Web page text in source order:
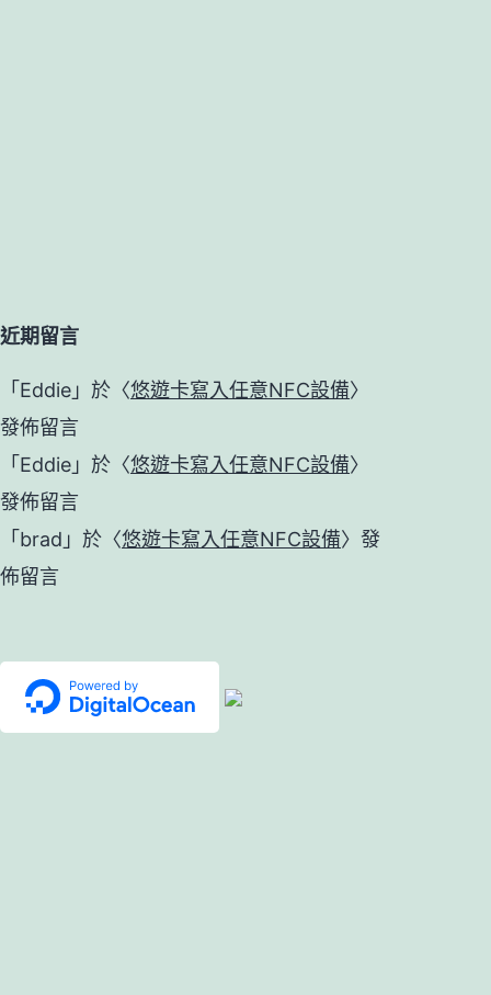
近期留言
「 Eddie 」於〈悠遊卡寫入任意NFC設備〉
發佈留言
「 Eddie 」於〈悠遊卡寫入任意NFC設備〉
發佈留言
「 brad 」於〈悠遊卡寫入任意NFC設備〉發
佈留言